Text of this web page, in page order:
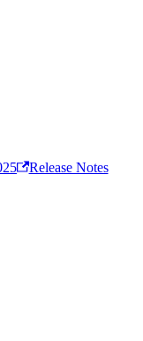
Release Notes